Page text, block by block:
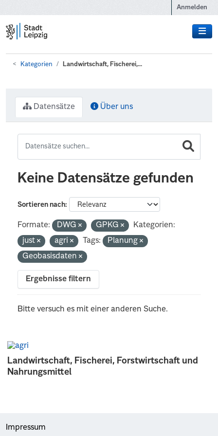
Anmelden
Kategorien Landwirtschaft, Fischerei,...
Landwirtschaft, Fischerei, Forstwirtschaft und
Nahrungsmittel
Datensätze Über uns
Keine Datensätze gefunden
Sortieren nach
Formate: DWG GPKG
Kategorien:
just
agri Tags:
Planung
Geobasisdaten
Ergebnisse filtern
Bitte versuch es mit einer anderen Suche.
Impressum